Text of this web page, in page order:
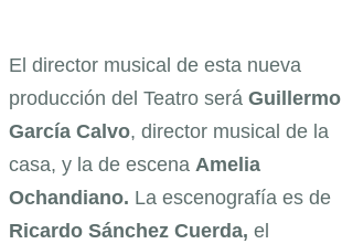
El director musical de esta nueva
producción del Teatro será Guillermo
García Calvo, director musical de la
casa, y la de escena Amelia
Ochandiano. La escenografía es de
Ricardo Sánchez Cuerda, el